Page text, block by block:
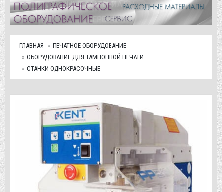
ГЛАВНАЯ
ПЕЧАТНОЕ ОБОРУДОВАНИЕ
ОБОРУДОВАНИЕ ДЛЯ ТАМПОННОЙ ПЕЧАТИ
СТАНКИ ОДНОКРАСОЧНЫЕ